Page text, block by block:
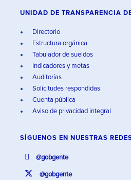
UNIDAD DE TRANSPARENCIA
Directorio
Estructura orgánica
Tabulador de sueldos
Indicadores y metas
Auditorías
Solicitudes respondidas
Cuenta pública
Aviso de privacidad integral
SÍGUENOS EN NUESTRAS
@gobgente
@gobgente